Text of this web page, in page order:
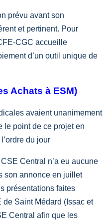
prévu avant son
et pertinent. Pour
CGC accueille
d’un outil unique de
Achats à ESM)
avaient unanimement
le point de ce projet en
du jour
Central n’a eu aucune
son annonce en juillet
présentations faites
Saint Médard (Issac et
Central afin que les